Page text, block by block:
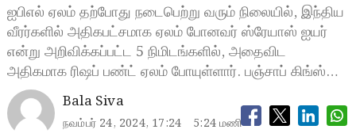
ஐபிஎல் ஏலம் தற்போது நடைபெற்று வரும் நிலையில், இந்திய
வீரர்களில் அதிகபட்சமாக ஏலம் போனவர் ஸ்ரேயாஸ் ஐயர்
என்று அறிவிக்கப்பட்ட 5 நிமிடங்களில், அதைவிட
அதிகமாக ரிஷப் பண்ட் ஏலம் போயுள்ளார். பஞ்சாப் கிங்ஸ்…
Bala Siva
நவம்பர் 24, 2024, 17:24 5:24 மணி